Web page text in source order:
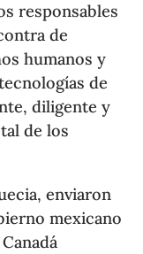
responsables
de
humanos y
de
diligente y
de los
enviaron
mexicano